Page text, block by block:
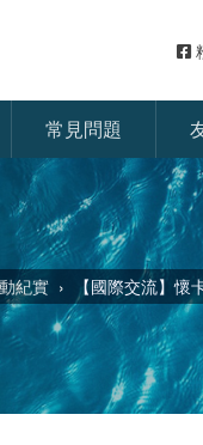
常見問題
紀實 【國際交流】懷